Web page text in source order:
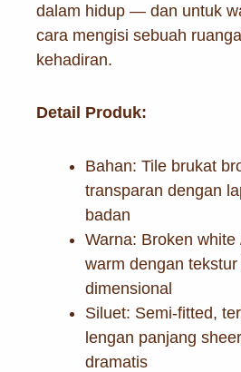
dalam hidup — dan untuk
cara mengisi sebuah
kehadiran.
Detail Produk:
Bahan: Tile brukat
transparan dengan
badan
Warna: Broken
warm dengan
dimensional
Siluet: Semi-fitted,
lengan panjang
dramatis